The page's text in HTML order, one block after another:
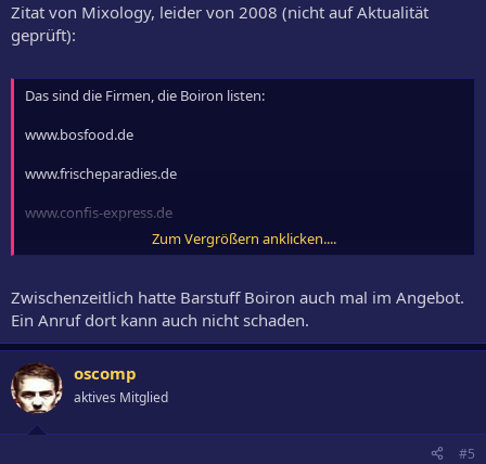
Zitat von Mixology, leider von 2008 (nicht auf Aktualität
geprüft):
Das sind die Firmen, die Boiron listen:
www.bosfood.de
www.frischeparadies.de
www.confis-express.de
Text: Helmut Adam
Zum Vergrößern anklicken....
Zwischenzeitlich hatte Barstuff Boiron auch mal im Angebot.
Ein Anruf dort kann auch nicht schaden.
oscomp
aktives Mitglied
#5